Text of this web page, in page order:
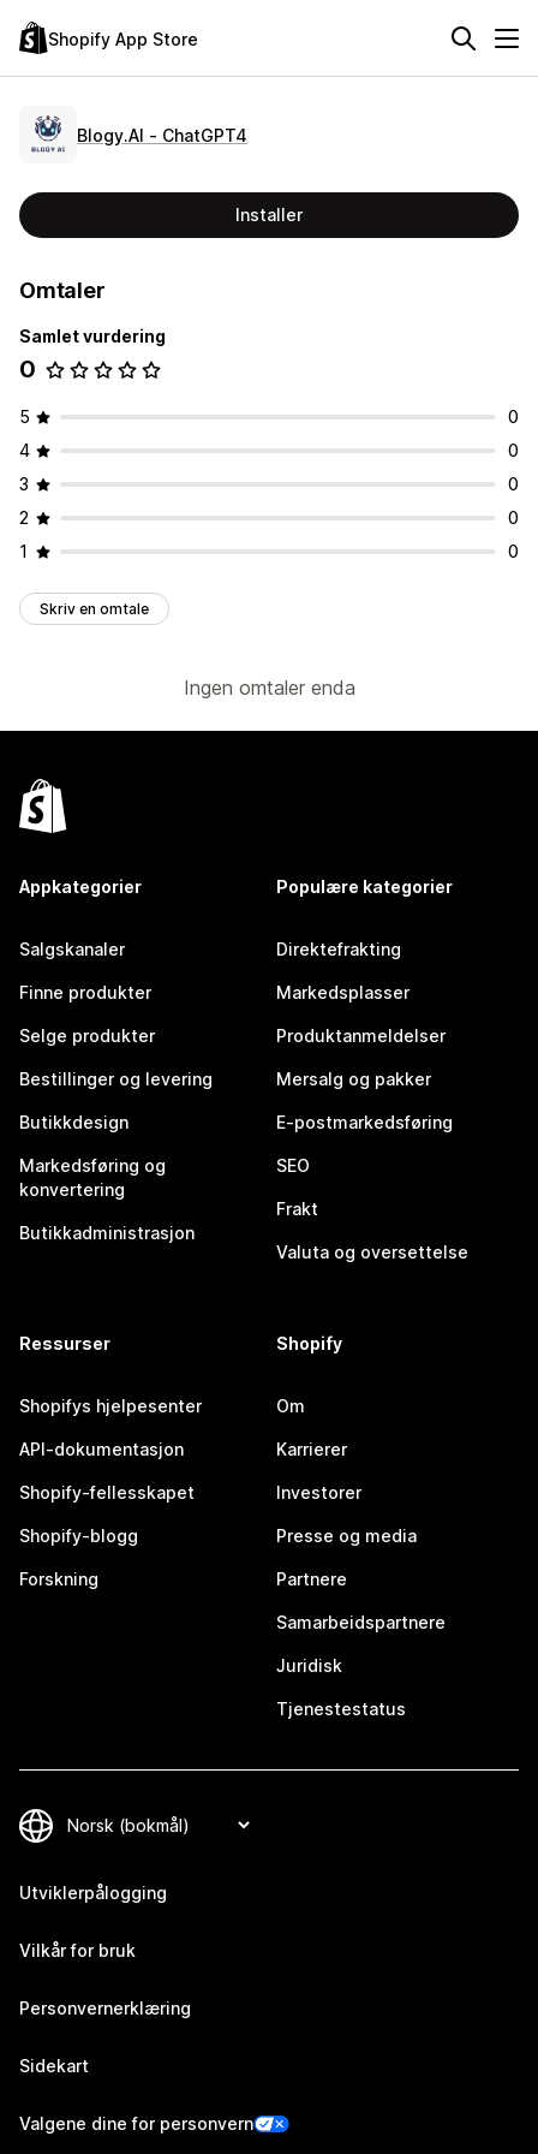
Shopify App Store
Blogy.AI ‑ ChatGPT4
Installer
Omtaler
Samlet vurdering
0
5
0
4
0
3
0
2
0
1
0
Skriv en omtale
Ingen omtaler enda
Appkategorier
Salgskanaler
Finne produkter
Selge produkter
Bestillinger og levering
Butikkdesign
Markedsføring og
konvertering
Butikkadministrasjon
Populære kategorier
Direktefrakting
Markedsplasser
Produktanmeldelser
Mersalg og pakker
E-postmarkedsføring
SEO
Frakt
Valuta og oversettelse
Ressurser
Shopifys hjelpesenter
API-dokumentasjon
Shopify-fellesskapet
Shopify-blogg
Forskning
Shopify
Om
Karrierer
Investorer
Presse og media
Partnere
Samarbeidspartnere
Juridisk
Tjenestestatus
Utviklerpålogging
Vilkår for bruk
Personvernerklæring
Sidekart
Valgene dine for personvern